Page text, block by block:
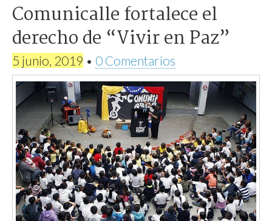
Comunicalle fortalece el
derecho de “Vivir en Paz”
5 junio, 2019 • 0 Comentarios